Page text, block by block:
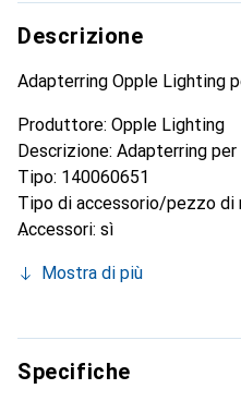
Descrizione
Adapterring Opple Lighting
Produttore: Opple Lighting
Descrizione: Adapterring
Tipo: 140060651
Tipo di accessorio/pezzo di
Accessori: sì
Trasparente: no
Materiale: acciaio
Lunghezza: 225 mm
Larghezza: 225 mm
Mostra di più
Specifiche